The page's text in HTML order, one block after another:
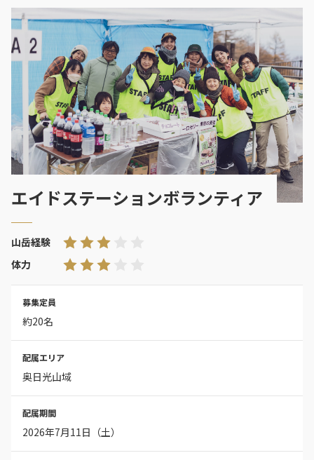
エイドステーションボランティア
山岳経験
体力
募集定員
約20名
配属エリア
奥日光山域
配属期間
2026年7月11日（土）